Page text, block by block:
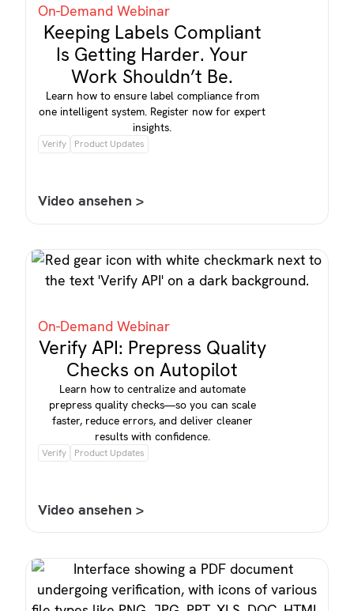
On-Demand Webinar
Keeping Labels Compliant
Is Getting Harder. Your
Work Shouldn’t Be.
Learn how to ensure label compliance from
one intelligent system. Register now for expert
insights.
Verify Product Updates
Video ansehen >
On-Demand Webinar
Verify API: Prepress Quality
Checks on Autopilot
Learn how to centralize and automate
prepress quality checks—so you can scale
faster, reduce errors, and deliver cleaner
results with confidence.
Verify Product Updates
Video ansehen >